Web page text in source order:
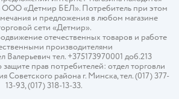
ООО «Детмир БЕЛ». Потребитель при этом
и предложения в любом магазине
сети «Детмир».
отечественных товаров и работе
производителями
тел. +375173970001 доб.213
прав потребителей: отдел торговли
Советского района г. Минска, тел. (017) 377-
13-93, (017) 318-13-33.